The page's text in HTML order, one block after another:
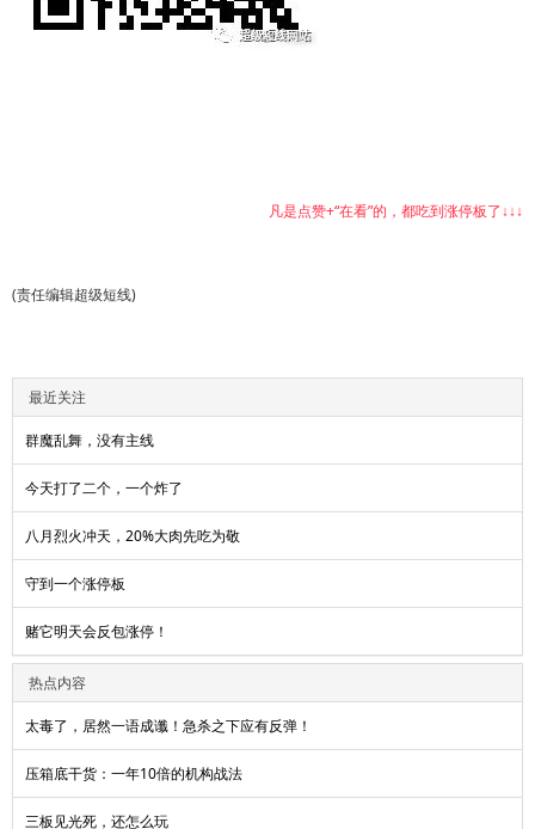
凡是点赞+“在看”的，都吃到涨停板了↓↓↓
(责任编辑超级短线)
最近关注
群魔乱舞，没有主线
今天打了二个，一个炸了
八月烈火冲天，20%大肉先吃为敬
守到一个涨停板
赌它明天会反包涨停！
热点内容
太毒了，居然一语成谶！急杀之下应有反弹！
压箱底干货：一年10倍的机构战法
三板见光死，还怎么玩